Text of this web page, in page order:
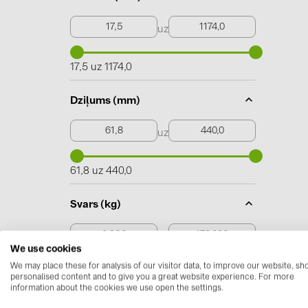
uz
17,5 uz 1174,0
Dziļums (mm)
uz
61,8 uz 440,0
Svars (kg)
0,230 uz 170,000
We use cookies
We may place these for analysis of our visitor data, to improve our website,
personalised content and to give you a great website experience. For more
information about the cookies we use open the settings.